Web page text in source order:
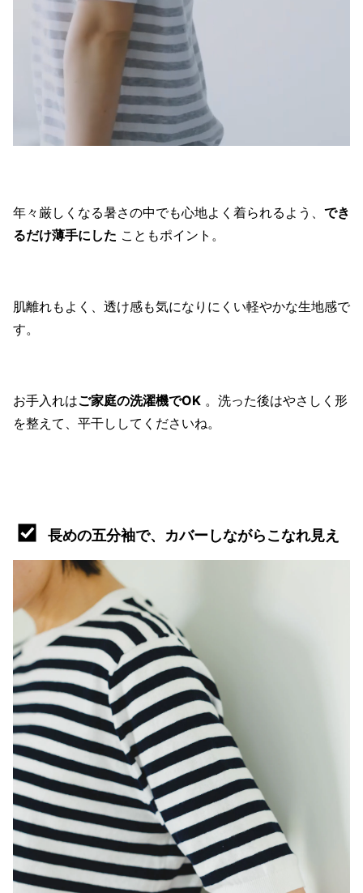
年々厳しくなる暑さの中でも心地よく着られるよう、 でき
るだけ薄手にした こともポイント。
肌離れもよく、透け感も気になりにくい軽やかな生地感で
す。
お手入れはご家庭の洗濯機でOK 。洗った後はやさしく形
を整えて、平干ししてくださいね。
長めの五分袖で、カバーしながらこなれ見え